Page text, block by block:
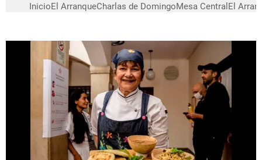
InicioEl ArranqueCharlas de DomingoMesa Central El